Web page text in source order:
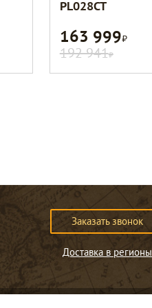
PL028CT
163 999Р
192 941Р
Заказать звонок
Доставка в регионы